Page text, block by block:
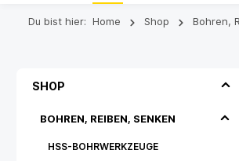
Du bist hier: Home Shop Bohren,
SHOP
BOHREN, REIBEN, SENKEN
HSS-BOHRWERKZEUGE